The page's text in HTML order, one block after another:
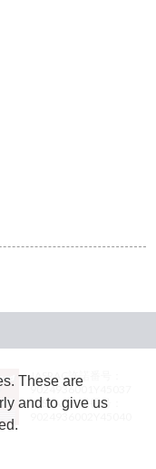
JASRAC許諾番号：
9024936001Y45037
JASRAC許諾番号：
These are
and to give us